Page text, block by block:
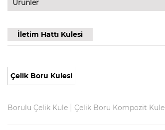
Ürünler
İletim Hattı Kulesi
Çelik Boru Kulesi
Borulu Çelik Kule Çelik Boru Kompozit Kule